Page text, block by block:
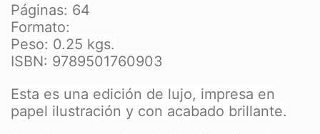
Páginas: 64
Formato:
Peso: 0.25 kgs.
ISBN: 9789501760903
Esta es una edición de lujo, impresa en
papel ilustración y con acabado brillante.